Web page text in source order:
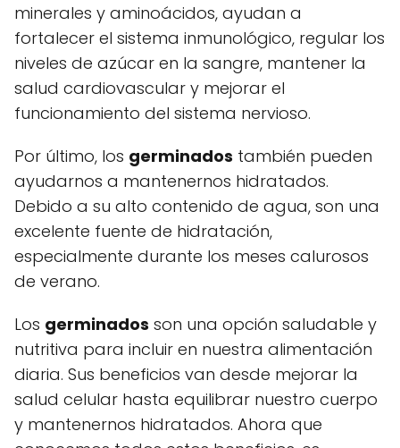
minerales y aminoácidos, ayudan a
fortalecer el sistema inmunológico, regular los
niveles de azúcar en la sangre, mantener la
salud cardiovascular y mejorar el
funcionamiento del sistema nervioso.
Por último, los germinados también pueden
ayudarnos a mantenernos hidratados.
Debido a su alto contenido de agua, son una
excelente fuente de hidratación,
especialmente durante los meses calurosos
de verano.
Los germinados son una opción saludable y
nutritiva para incluir en nuestra alimentación
diaria. Sus beneficios van desde mejorar la
salud celular hasta equilibrar nuestro cuerpo
y mantenernos hidratados. Ahora que